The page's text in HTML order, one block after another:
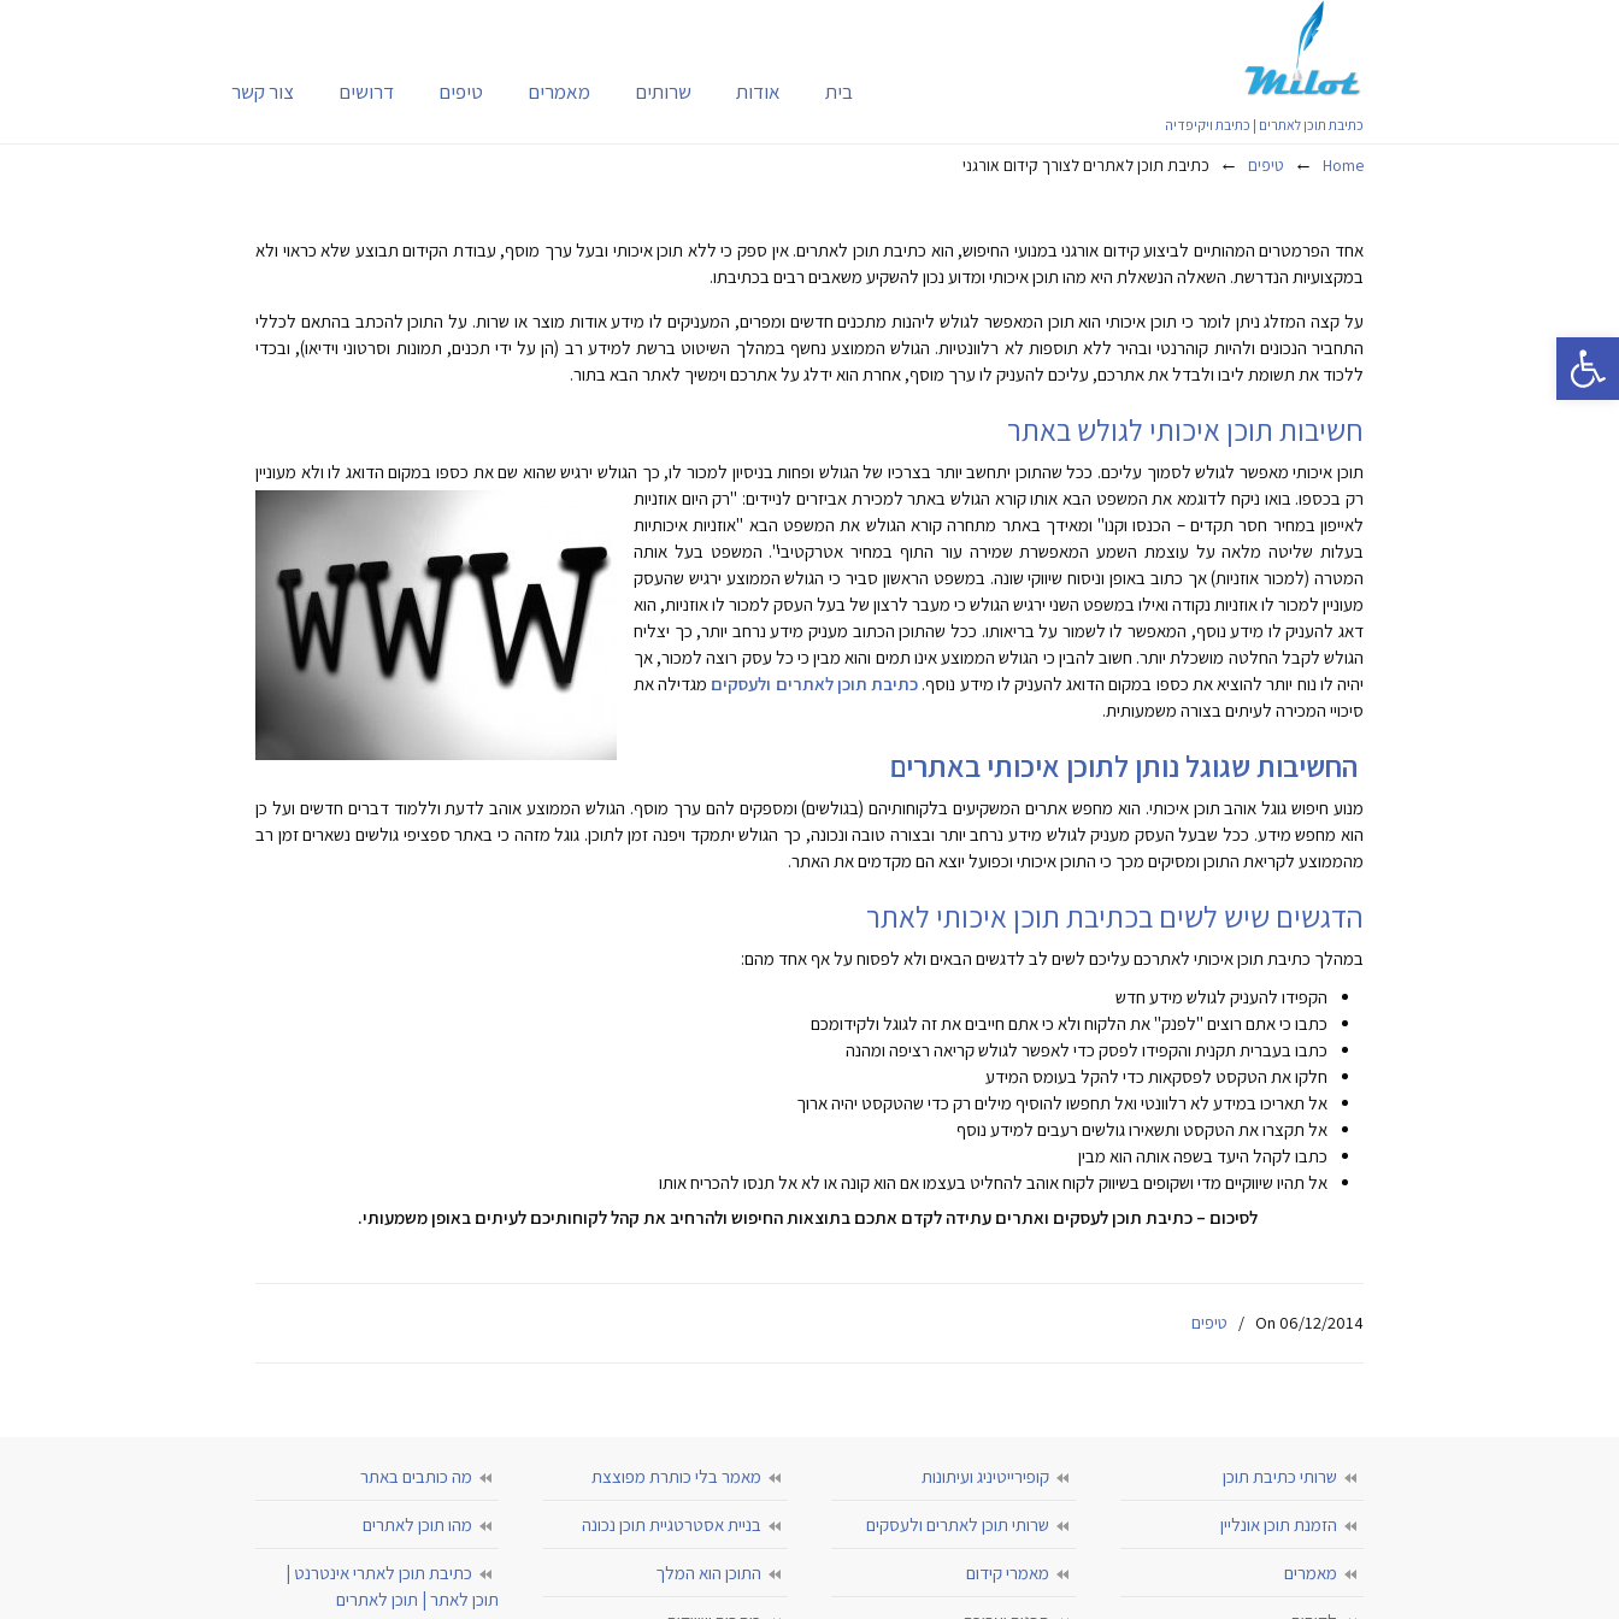
פתח סרגל נגישות
כתיבת תוכן לאתרים | כתיבת ויקיפדיה
בית אודות שרותים מאמרים טיפים דרושים צור קשר
Home
← טיפים ← כתיבת תוכן לאתרים לצורך קידום אורגני
אחד הפרמטרים המהותיים לביצוע קידום אורגני במנועי החיפוש, הוא כתיבת תוכן לאתרים. אין ספק כי ללא תוכן איכותי ובעל ערך מוסף, עבודת הקידום תבוצע שלא כראוי ולא
במקצועיות הנדרשת. השאלה הנשאלת היא מהו תוכן איכותי ומדוע נכון להשקיע משאבים רבים בכתיבתו.
על קצה המזלג ניתן לומר כי תוכן איכותי הוא תוכן המאפשר לגולש ליהנות מתכנים חדשים ומפרים, המעניקים לו מידע אודות מוצר או שרות. על התוכן להכתב בהתאם לכללי
התחביר הנכונים ולהיות קוהרנטי ובהיר ללא תוספות לא רלוונטיות. הגולש הממוצע נחשף במהלך השיטוט ברשת למידע רב (הן על ידי תכנים, תמונות וסרטוני וידיאו), ובכדי
ללכוד את תשומת ליבו ולבדל את אתרכם, עליכם להעניק לו ערך מוסף, אחרת הוא ידלג על אתרכם וימשיך לאתר הבא בתור.
חשיבות תוכן איכותי לגולש באתר
תוכן איכותי מאפשר לגולש לסמוך עליכם. ככל שהתוכן יתחשב יותר בצרכיו של הגולש ופחות בניסיון למכור לו, כך הגולש ירגיש שהוא שם את כספו במקום הדואג לו ולא מעוניין
רק בכספו. בואו ניקח לדוגמא את המשפט הבא אותו קורא הגולש באתר למכירת אביזרים לניידים: "רק היום אוזניות
לאייפון במחיר חסר תקדים – הכנסו וקנו" ומאידך באתר מתחרה קורא הגולש את המשפט הבא "אוזניות איכותיות
בעלות שליטה מלאה על עוצמת השמע המאפשרת שמירה עור התוף במחיר אטרקטיבי". המשפט בעל אותה
המטרה (למכור אוזניות) אך כתוב באופן וניסוח שיווקי שונה. במשפט הראשון סביר כי הגולש הממוצע ירגיש שהעסק
מעוניין למכור לו אוזניות נקודה ואילו במשפט השני ירגיש הגולש כי מעבר לרצון של בעל העסק למכור לו אוזניות, הוא
דאג להעניק לו מידע נוסף, המאפשר לו לשמור על בריאותו. ככל שהתוכן הכתוב מעניק מידע נרחב יותר, כך יצליח
הגולש לקבל החלטה מושכלת יותר. חשוב להבין כי הגולש הממוצע אינו תמים והוא מבין כי כל עסק רוצה למכור, אך
יהיה לו נוח יותר להוציא את כספו במקום הדואג להעניק לו מידע נוסף. כתיבת תוכן לאתרים ולעסקים מגדילה את
סיכויי המכירה לעיתים בצורה משמעותית.
החשיבות שגוגל נותן לתוכן איכותי באתרים
מנוע חיפוש גוגל אוהב תוכן איכותי. הוא מחפש אתרים המשקיעים בלקוחותיהם (בגולשים) ומספקים להם ערך מוסף. הגולש הממוצע אוהב לדעת וללמוד דברים חדשים ועל כן
הוא מחפש מידע. ככל שבעל העסק מעניק לגולש מידע נרחב יותר ובצורה טובה ונכונה, כך הגולש יתמקד ויפנה זמן לתוכן. גוגל מזהה כי באתר ספציפי גולשים נשארים זמן רב
מהממוצע לקריאת התוכן ומסיקים מכך כי התוכן איכותי וכפועל יוצא הם מקדמים את האתר.
הדגשים שיש לשים בכתיבת תוכן איכותי לאתר
במהלך כתיבת תוכן איכותי לאתרכם עליכם לשים לב לדגשים הבאים ולא לפסוח על אף אחד מהם:
הקפידו להעניק לגולש מידע חדש
כתבו כי אתם רוצים "לפנק" את הלקוח ולא כי אתם חייבים את זה לגוגל ולקידומכם
כתבו בעברית תקנית והקפידו לפסק כדי לאפשר לגולש קריאה רציפה ומהנה
חלקו את הטקסט לפסקאות כדי להקל בעומס המידע
אל תאריכו במידע לא רלוונטי ואל תחפשו להוסיף מילים רק כדי שהטקסט יהיה ארוך
אל תקצרו את הטקסט ותשאירו גולשים רעבים למידע נוסף
כתבו לקהל היעד בשפה אותה הוא מבין
אל תהיו שיווקיים מדי ושקופים בשיווק לקוח אוהב להחליט בעצמו אם הוא קונה או לא אל תנסו להכריח אותו
לסיכום – כתיבת תוכן לעסקים ואתרים עתידה לקדם אתכם בתוצאות החיפוש ולהרחיב את קהל לקוחותיכם לעיתים באופן משמעותי.
On 06/12/2014
/ טיפים
שרותי כתיבת תוכן
הזמנת תוכן אונליין
מאמרים
קופירייטיניג ועיתונות
שרותי תוכן לאתרים ולעסקים
מאמרי קידום
מאמר בלי כותרת מפוצצת
בניית אסטרטגיית תוכן נכונה
התוכן הוא המלך
מה כותבים באתר
מהו תוכן לאתרים
כתיבת תוכן לאתרי אינטרנט |
תוכן לאתר | תוכן לאתרים